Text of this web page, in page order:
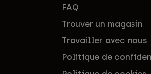
FAQ
Trouver un magasin
Travailler avec nous
Politique de